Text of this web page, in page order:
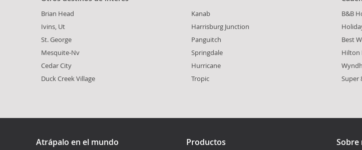
Brian Head
Ivins, Ut
St. George
Mesquite-Nv
Cedar City
Duck Creek Village
Kanab
Harrisburg Junction
Panguitch
Springdale
Hurricane
Tropic
B&B
Best
Hilton
Super
Atrápalo en el mundo Productos Sobre